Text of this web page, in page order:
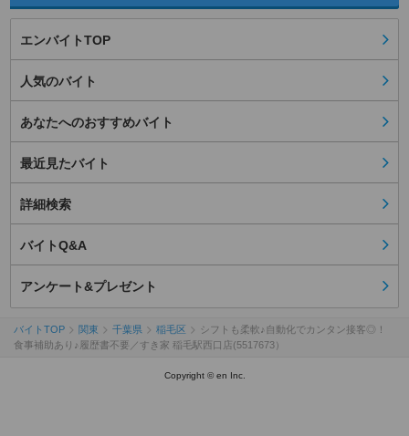
エンバイトTOP
人気のバイト
あなたへのおすすめバイト
最近見たバイト
詳細検索
バイトQ&A
アンケート&プレゼント
バイトTOP 関東 千葉県 稲毛区
シフトも柔軟♪自動化でカンタン接客◎！
食事補助あり♪履歴書不要／すき家 稲毛駅西口店(5517673）
Copyright © en Inc.